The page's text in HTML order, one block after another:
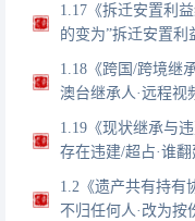
1.17《拆迁安置利
的变为”拆迁安置利
1.18《跨国/跨境继
澳台继承人·远程视
1.19《现状继承与
存在违建/超占·谁
1.2《遗产共有持有
不归任何人·改为按